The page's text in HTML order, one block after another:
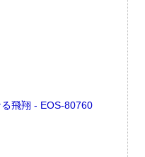
飛翔 - EOS-80760